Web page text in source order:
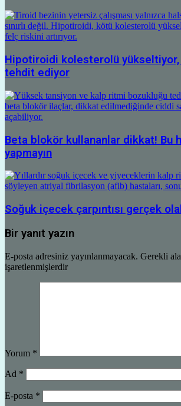
Hipotiroidi kolesterolü yükseltiyor,
tehdit ediyor
Beta blokör kullananlar dikkat! Bu
yapmayın
Soğuk içecek çarpıntısı gerçek
Bir yanıt yazın
E-posta adresiniz yayınlanmayacak. Gerekli
işaretlenmişlerdir
Yorum *
Ad *
E-posta *